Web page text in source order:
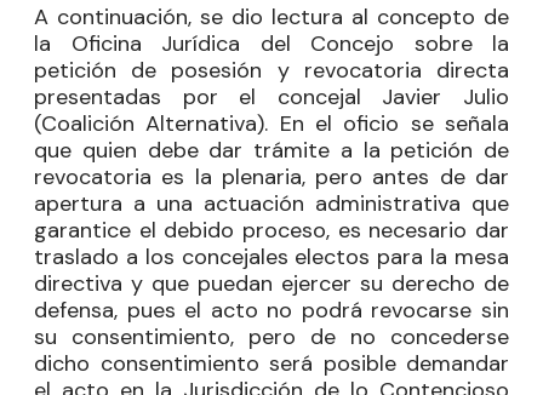
A continuación, se dio lectura al concepto de
la Oficina Jurídica del Concejo sobre la
petición de posesión y revocatoria directa
presentadas por el concejal Javier Julio
(Coalición Alternativa). En el oficio se señala
que quien debe dar trámite a la petición de
revocatoria es la plenaria, pero antes de dar
apertura a una actuación administrativa que
garantice el debido proceso, es necesario dar
traslado a los concejales electos para la mesa
directiva y que puedan ejercer su derecho de
defensa, pues el acto no podrá revocarse sin
su consentimiento, pero de no concederse
dicho consentimiento será posible demandar